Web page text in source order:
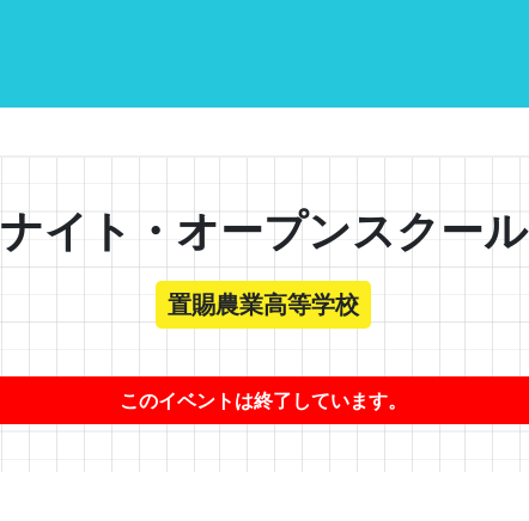
ナイト・オープンスクール
置賜農業高等学校
このイベントは終了しています。